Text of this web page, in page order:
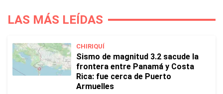
LAS MÁS LEÍDAS
CHIRIQUÍ
Sismo de magnitud 3.2 sacude la
frontera entre Panamá y Costa
Rica: fue cerca de Puerto
Armuelles